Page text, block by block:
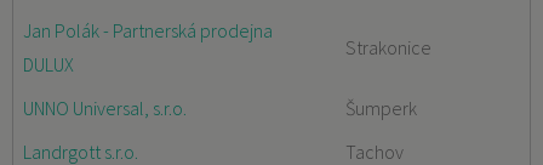
Jan Polák - Partnerská prodejna
DULUX
Strakonice
UNNO Universal, s.r.o.
Šumperk
Landrgott s.r.o.
Tachov